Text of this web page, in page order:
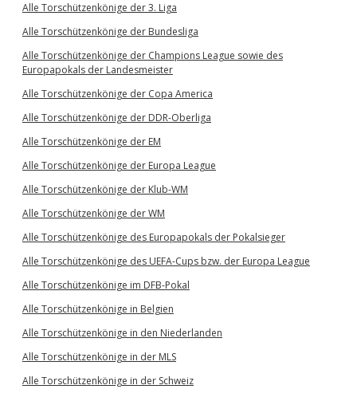
Alle Torschützenkönige der 3. Liga
Alle Torschützenkönige der Bundesliga
Alle Torschützenkönige der Champions League sowie des
Europapokals der Landesmeister
Alle Torschützenkönige der Copa America
Alle Torschützenkönige der DDR-Oberliga
Alle Torschützenkönige der EM
Alle Torschützenkönige der Europa League
Alle Torschützenkönige der Klub-WM
Alle Torschützenkönige der WM
Alle Torschützenkönige des Europapokals der Pokalsieger
Alle Torschützenkönige des UEFA-Cups bzw. der Europa League
Alle Torschützenkönige im DFB-Pokal
Alle Torschützenkönige in Belgien
Alle Torschützenkönige in den Niederlanden
Alle Torschützenkönige in der MLS
Alle Torschützenkönige in der Schweiz